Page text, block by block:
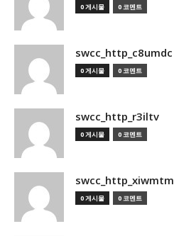
0 게시물 0 코멘트
swcc_http_c8umdc
0 게시물 0 코멘트
swcc_http_r3iltv
0 게시물 0 코멘트
swcc_http_xiwmtm
0 게시물 0 코멘트